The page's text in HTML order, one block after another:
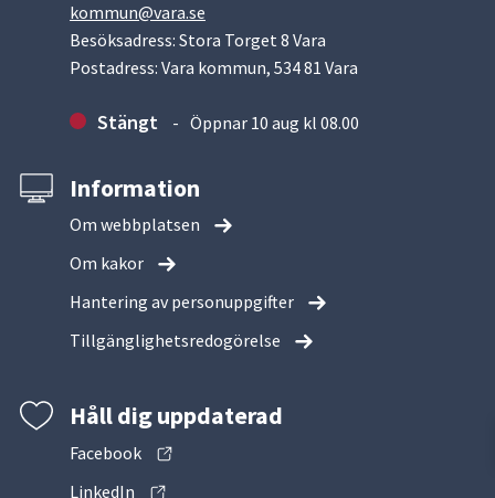
kommun@vara.se
Besöksadress: Stora Torget 8 Vara
Postadress: Vara kommun, 534 81 Vara
Stängt Öppnar 10 aug kl 08.00
Information
Om webbplatsen
Om kakor
Hantering av personuppgifter
Tillgänglighetsredogörelse
Håll dig uppdaterad
Facebook
LinkedIn